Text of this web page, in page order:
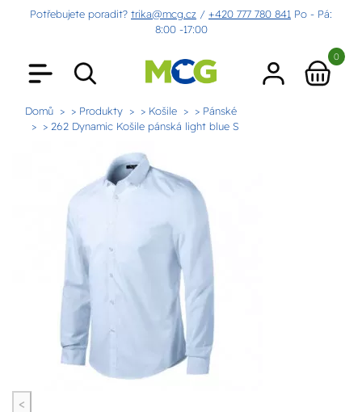
Potřebujete poradit? trika@mcg.cz / +420 777 780 841 Po - Pá:
8:00 -17:00
0
Domů > Produkty > Košile
> Pánské
> 262 Dynamic Košile pánská light blue S
<